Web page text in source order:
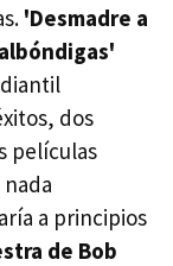
'Desmadre a
dos
películas
a principios
de Bob